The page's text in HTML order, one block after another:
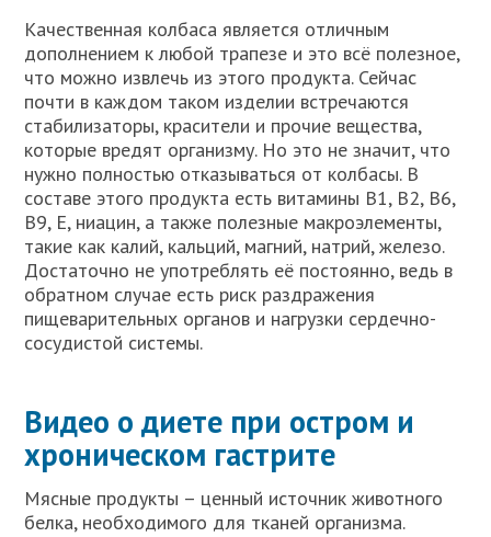
Качественная колбаса является отличным
дополнением к любой трапезе и это всё полезное,
что можно извлечь из этого продукта. Сейчас
почти в каждом таком изделии встречаются
стабилизаторы, красители и прочие вещества,
которые вредят организму. Но это не значит, что
нужно полностью отказываться от колбасы. В
составе этого продукта есть витамины В1, В2, В6,
В9, Е, ниацин, а также полезные макроэлементы,
такие как калий, кальций, магний, натрий, железо.
Достаточно не употреблять её постоянно, ведь в
обратном случае есть риск раздражения
пищеварительных органов и нагрузки сердечно-
сосудистой системы.
Видео о диете при остром и
хроническом гастрите
Мясные продукты – ценный источник животного
белка, необходимого для тканей организма.